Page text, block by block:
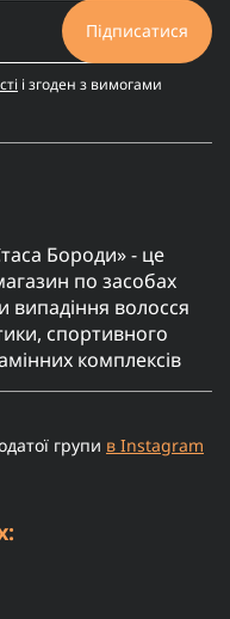
Підписатися
і згоден з вимогами
Бороди» - це
по засобах
випадіння волосся
спортивного
комплексів
групи в Instagram